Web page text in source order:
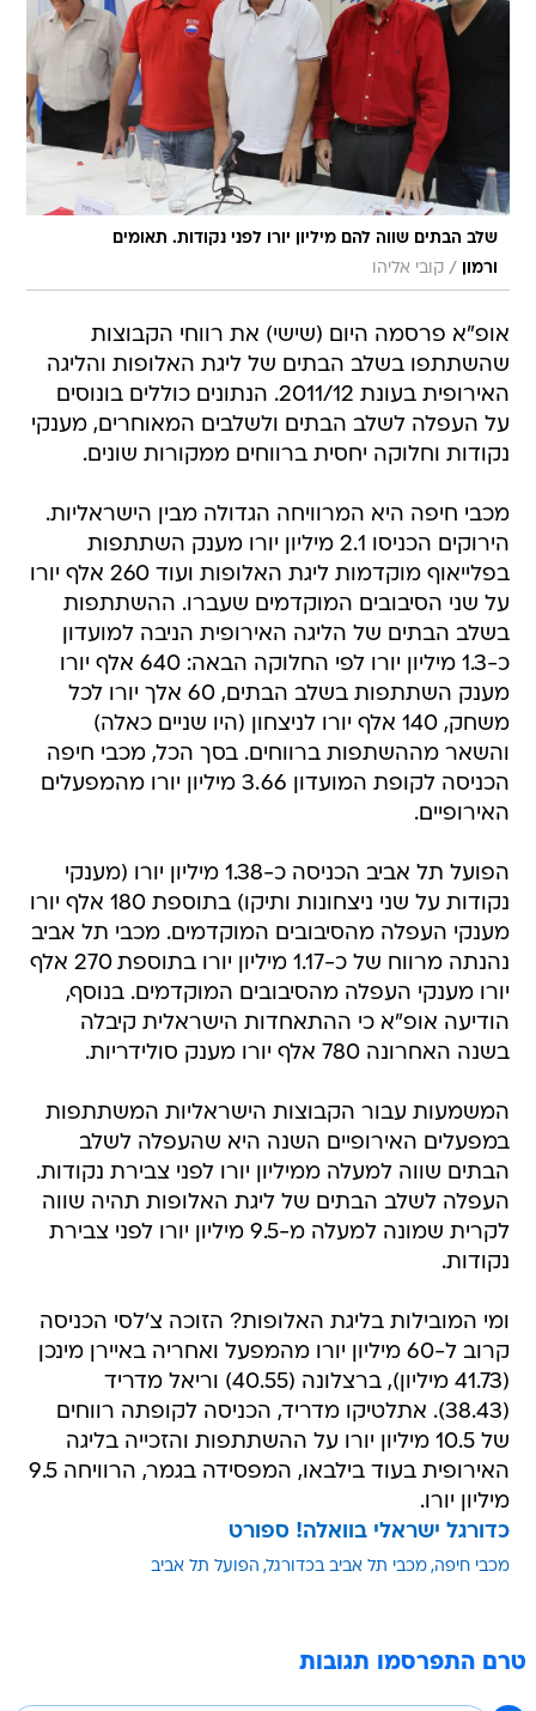
שלב הבתים שווה להם מיליון יורו לפני נקודות. תאומים
ורמון
/ קובי אליהו
אופ"א פרסמה היום (שישי) את רווחי הקבוצות
שהשתתפו בשלב הבתים של ליגת האלופות והליגה
האירופית בעונת 2011/12. הנתונים כוללים בונוסים
על העפלה לשלב הבתים ולשלבים המאוחרים, מענקי
נקודות וחלוקה יחסית ברווחים ממקורות שונים.
מכבי חיפה היא המרוויחה הגדולה מבין הישראליות.
הירוקים הכניסו 2.1 מיליון יורו מענק השתתפות
בפלייאוף מוקדמות ליגת האלופות ועוד 260 אלף יורו
על שני הסיבובים המוקדמים שעברו. ההשתתפות
בשלב הבתים של הליגה האירופית הניבה למועדון
כ-1.3 מיליון יורו לפי החלוקה הבאה: 640 אלף יורו
מענק השתתפות בשלב הבתים, 60 אלך יורו לכל
משחק, 140 אלף יורו לניצחון (היו שניים כאלה)
והשאר מההשתפות ברווחים. בסך הכל, מכבי חיפה
הכניסה לקופת המועדון 3.66 מיליון יורו מהמפעלים
האירופיים.
הפועל תל אביב הכניסה כ-1.38 מיליון יורו (מענקי
נקודות על שני ניצחונות ותיקו) בתוספת 180 אלף יורו
מענקי העפלה מהסיבובים המוקדמים. מכבי תל אביב
נהנתה מרווח של כ-1.17 מיליון יורו בתוספת 270 אלף
יורו מענקי העפלה מהסיבובים המוקדמים. בנוסף,
הודיעה אופ"א כי ההתאחדות הישראלית קיבלה
בשנה האחרונה 780 אלף יורו מענק סולידריות.
המשמעות עבור הקבוצות הישראליות המשתתפות
במפעלים האירופיים השנה היא שהעפלה לשלב
הבתים שווה למעלה ממיליון יורו לפני צבירת נקודות.
העפלה לשלב הבתים של ליגת האלופות תהיה שווה
לקרית שמונה למעלה מ-9.5 מיליון יורו לפני צבירת
נקודות.
ומי המובילות בליגת האלופות? הזוכה צ'לסי הכניסה
קרוב ל-60 מיליון יורו מהמפעל ואחריה באיירן מינכן
(41.73 מיליון), ברצלונה (40.55) וריאל מדריד
(38.43). אתלטיקו מדריד, הכניסה לקופתה רווחים
של 10.5 מיליון יורו על ההשתתפות והזכייה בליגה
האירופית בעוד בילבאו, המפסידה בגמר, הרוויחה 9.5
מיליון יורו.
כדורגל ישראלי בוואלה! ספורט
מכבי חיפה מכבי תל אביב בכדורגל הפועל תל אביב
טרם התפרסמו תגובות